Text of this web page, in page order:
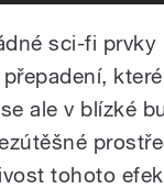
sci-fi prvky
ale v blízké
tohoto